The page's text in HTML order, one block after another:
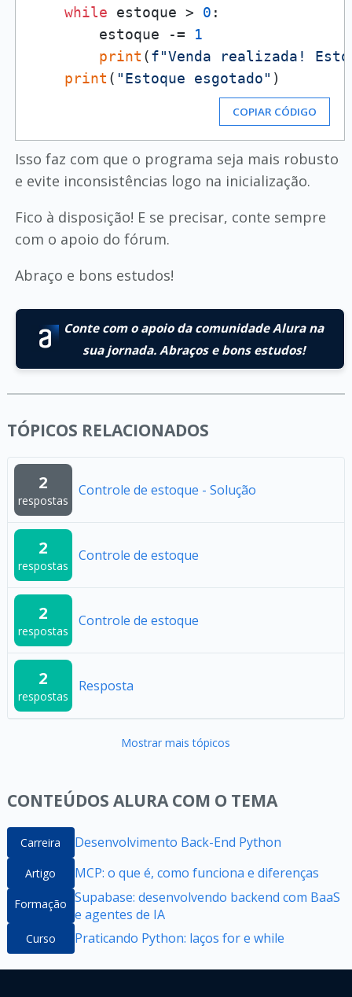
while estoque > 0 :
        estoque -=
1
print (f"Venda realizada!
print ( "Estoque esgotado"
COPIAR CÓDIGO
Isso faz com que o programa seja mais robusto
e evite inconsistências logo na inicialização.
Fico à disposição! E se precisar, conte sempre
com o apoio do fórum.
Abraço e bons estudos!
Conte com o apoio da comunidade Alura na
sua jornada. Abraços e bons estudos!
TÓPICOS RELACIONADOS
2
respostas
Controle de estoque - Solução
2
respostas
Controle de estoque
2
respostas
Controle de estoque
2
respostas
Resposta
Mostrar mais tópicos
CONTEÚDOS ALURA COM O TEMA
Carreira Desenvolvimento Back-End Python
Artigo MCP: o que é, como funciona e diferenças
Formação Supabase: desenvolvendo backend com BaaS
e agentes de IA
Curso Praticando Python: laços for e while